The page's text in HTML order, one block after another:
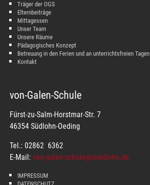
Träger der OGS
Elternbeiträge
Mittagessen
Unser Team
Unsere Räume
Pädagogisches Konzept
Betreuung in den Ferien und an unterrichtsfreien Tagen
Kontakt
von-Galen-Schule
Fürst-zu-Salm-Horstmar-Str. 7
46354 Südlohn-Oeding
Tel.: 02862 6362
E-Mail: von-galen-schule@suedlohn.de
IMPRESSUM